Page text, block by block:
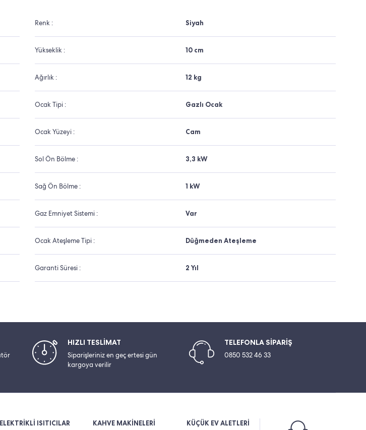
Renk : Siyah
Yükseklik : 10 cm
Ağırlık : 12 kg
Ocak Tipi : Gazlı Ocak
Ocak Yüzeyi : Cam
Sol Ön Bölme : 3,3 kW
Sağ Ön Bölme : 1 kW
Gaz Emniyet Sistemi : Var
Ocak Ateşleme Tipi : Düğmeden Ateşleme
Garanti Süresi : 2 Yıl
HIZLI TESLİMAT
Siparişleriniz en geç ertesi gün
kargoya verilir
TELEFONLA SİPARİŞ
0850 532 46 33
ELEKTRİKLİ ISITICILAR KAHVE MAKİNELERİ KÜÇÜK EV ALETLERİ